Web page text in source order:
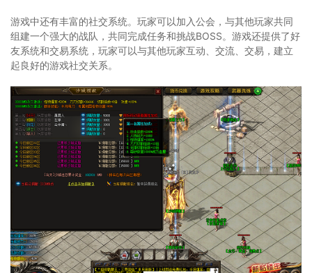
游戏中还有丰富的社交系统。玩家可以加入公会，与其他玩家共同
组建一个强大的战队，共同完成任务和挑战BOSS。游戏还提供了好
友系统和交易系统，玩家可以与其他玩家互动、交流、交易，建立
起良好的游戏社交关系。